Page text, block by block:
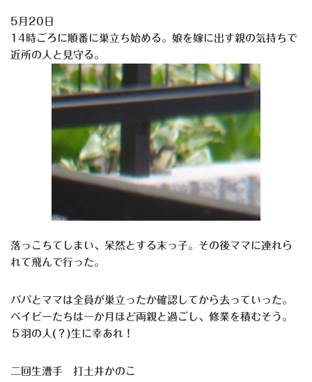
5月20日
14時ごろに順番に巣立ち始める。娘を嫁に出す親の気持ちで
近所の人と見守る。
落っこちてしまい、呆然とする末っ子。その後ママに連れら
れて飛んで行った。
パパとママは全員が巣立ったか確認してから去っていった。
ベイビーたちは一か月ほど両親と過ごし、修業を積むそう。
５羽の人(？)生に幸あれ！
二回生漕手 打土井かのこ